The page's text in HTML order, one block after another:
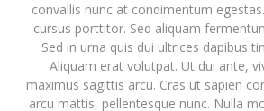
convallis nunc at condimentum
cursus porttitor. Sed aliquam
Sed in urna quis dui ultrices dapibus
Aliquam erat volutpat. Ut dui ante,
maximus sagittis arcu. Cras ut sapien
arcu mattis, pellentesque nunc. Nulla